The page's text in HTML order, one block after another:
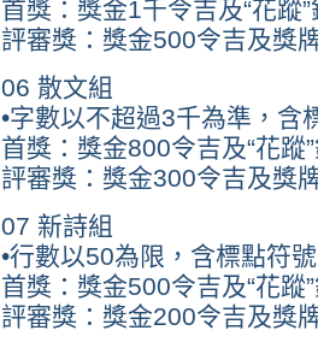
首獎：獎金1千令吉及“花蹤
評審獎：獎金500令吉及獎
06 散文組
•字數以不超過3千為準，含
首獎：獎金800令吉及“花蹤
評審獎：獎金300令吉及獎
07 新詩組
•行數以50為限，含標點符號
首獎：獎金500令吉及“花蹤
評審獎：獎金200令吉及獎